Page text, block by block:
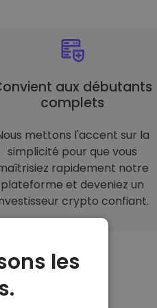
aux débutants
complets
mettons l'accent sur la
simplicité pour que vous
rapidement notre
plateforme et deveniez un
crypto confiant.
les